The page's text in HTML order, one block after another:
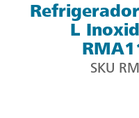
L
SKU